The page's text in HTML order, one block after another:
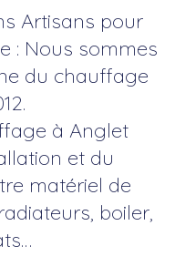
Artisans pour
: Nous sommes
du chauffage
à Anglet
et du
matériel de
boiler,